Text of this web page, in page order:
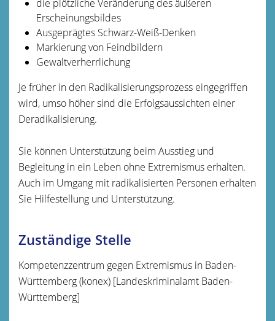
die plötzliche Veränderung des äußeren
Erscheinungsbildes
Ausgeprägtes Schwarz-Weiß-Denken
Markierung von Feindbildern
Gewaltverherrlichung
Je früher in den Radikalisierungsprozess eingegriffen
wird, umso höher sind die Erfolgsaussichten einer
Deradikalisierung.
Sie können Unterstützung beim Ausstieg und
Begleitung in ein Leben ohne Extremismus erhalten.
Auch im Umgang mit radikalisierten Personen erhalten
Sie Hilfestellung und Unterstützung.
Zuständige Stelle
Kompetenzzentrum gegen Extremismus in Baden-
Württemberg (konex) [Landeskriminalamt Baden-
Württemberg]